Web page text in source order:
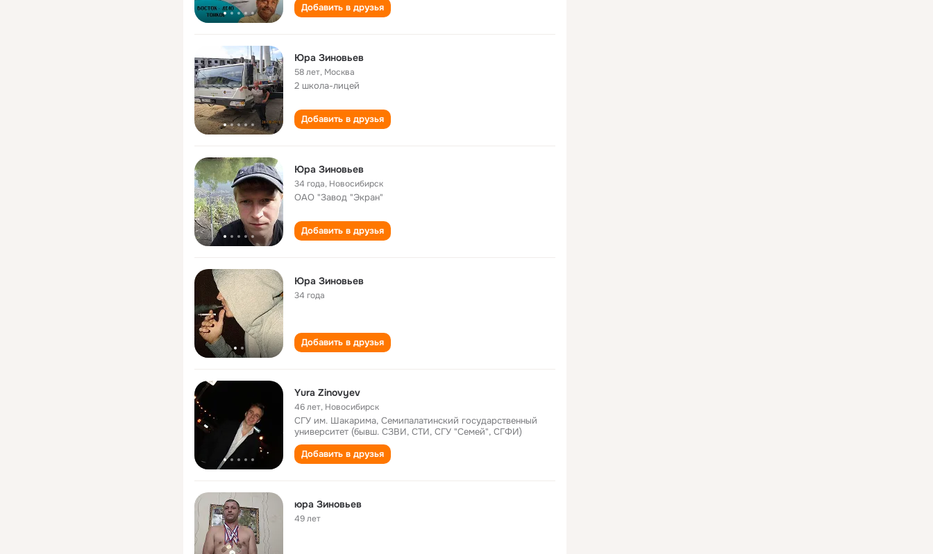
Добавить в друзья
Юра Зиновьев
58 лет, Москва
2 школа-лицей
Добавить в друзья
Юра Зиновьев
34 года, Новосибирск
ОАО "Завод "Экран"
Добавить в друзья
Юра Зиновьев
34 года
Добавить в друзья
Yura Zinovyev
46 лет, Новосибирск
СГУ им. Шакарима, Семипалатинский государственный
университет (бывш. СЗВИ, СТИ, СГУ "Семей", СГФИ)
Добавить в друзья
юра Зиновьев
49 лет